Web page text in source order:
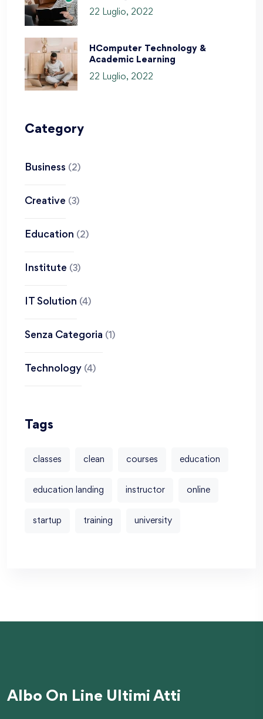
22 Luglio, 2022
HComputer Technology &
Academic Learning
22 Luglio, 2022
Category
Business (2)
Creative (3)
Education (2)
Institute (3)
IT Solution (4)
Senza Categoria (1)
Technology (4)
Tags
classes clean courses education
education landing instructor online
startup training university
Albo On Line Ultimi Atti